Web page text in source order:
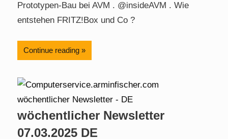
Prototypen-Bau bei AVM . @insideAVM . Wie
entstehen FRITZ!Box und Co ?
Continue reading
wöchentlicher Newsletter
07.03.2025 DE